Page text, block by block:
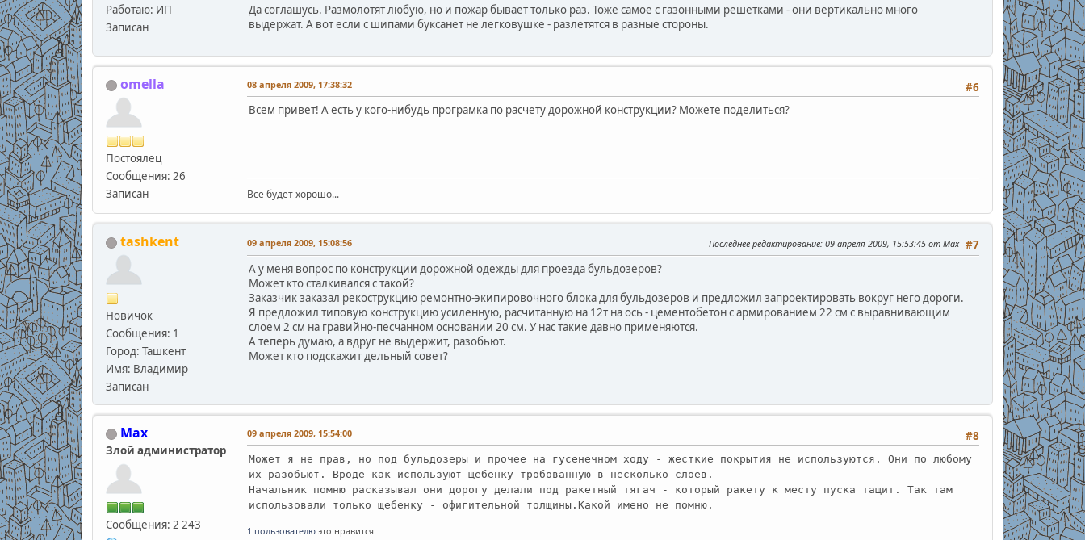
Работаю: ИП
Записан
Да соглашусь. Размолотят любую, но и пожар бывает только раз. Тоже самое с газонными решетками - они вертикально много
выдержат. А вот если с шипами буксанет не легковушке - разлетятся в разные стороны.
omella
Постоялец
Сообщения: 26
Записан
#6
08 апреля 2009, 17:38:32
Всем привет! А есть у кого-нибудь програмка по расчету дорожной конструкции? Можете поделиться?
Все будет хорошо...
tashkent
Новичок
Сообщения: 1
Город: Ташкент
Имя: Владимир
Записан
#7
09 апреля 2009, 15:08:56 Последнее редактирование: 09 апреля 2009, 15:53:45 от Max
А у меня вопрос по конструкции дорожной одежды для проезда бульдозеров?
Может кто сталкивался с такой?
Заказчик заказал рекострукцию ремонтно-экипировочного блока для бульдозеров и предложил запроектировать вокруг него дороги.
Я предложил типовую конструкцию усиленную, расчитанную на 12т на ось - цементобетон с армированием 22 см с выравнивающим
слоем 2 см на гравийно-песчанном основании 20 см. У нас такие давно применяются.
А теперь думаю, а вдруг не выдержит, разобьют.
Может кто подскажит дельный совет?
Max
Злой администратор
Сообщения: 2 243
#8
09 апреля 2009, 15:54:00
Может я не прав, но под бульдозеры и прочее на гусенечном ходу - жесткие покрытия не используются. Они по любому
их разобьют. Вроде как используют щебенку тробованную в несколько слоев.
Начальник помню расказывал они дорогу делали под ракетный тягач - который ракету к месту пуска тащит. Так там
использовали только щебенку - офигительной толщины.Какой имено не помню.
1 пользователюэто нравится.